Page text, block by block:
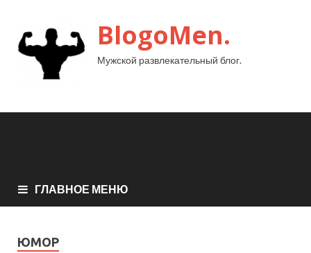
BlogoMen.
Мужской развлекательный блог.
ГЛАВНОЕ МЕНЮ
ЮМОР